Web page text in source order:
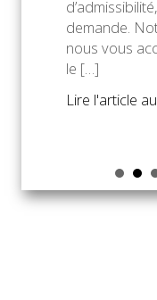
demande.
nous vous
le […]
Lire l'article